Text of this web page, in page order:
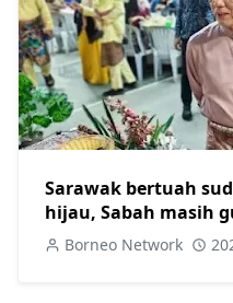
Sarawak bertuah
hijau, Sabah masih
elektrik
Borneo Network